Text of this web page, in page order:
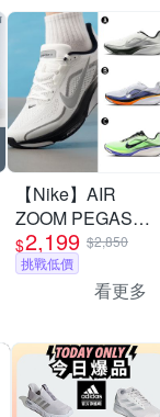
【Nike】AIR
ZOOM PEGASUS
42 RR 慢跑鞋 運
動鞋 男 A-
II7210100 B-
款
$2,199 $2,850
挑戰低價
看更多